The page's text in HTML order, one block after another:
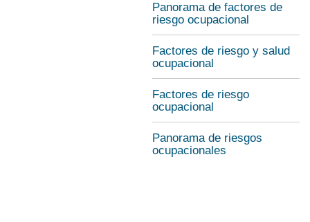
Panorama de factores de
riesgo ocupacional
Factores de riesgo y salud
ocupacional
Factores de riesgo
ocupacional
Panorama de riesgos
ocupacionales